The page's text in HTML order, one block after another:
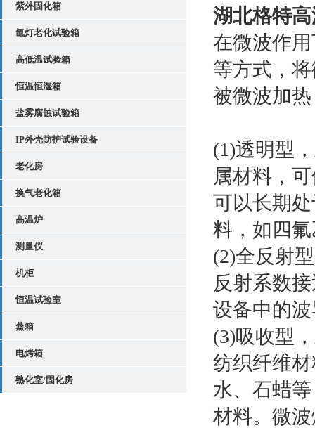
紫外固化箱
氙灯老化试验箱
高低温试验箱
恒温恒湿箱
盐雾腐蚀试验箱
IP外壳防护试验设备
老化房
换气老化箱
高温炉
测量仪
机柜
恒温试验室
蒸箱
电烤箱
熟化室/固化房
湖北格特
在微波作
等方式，
被微波加
(1)透明型
属材料，
可以长期
料，如四
(2)全反射
反射系数
设备中的
(3)吸收型
纺织纤维
水、石蜡
材料。微